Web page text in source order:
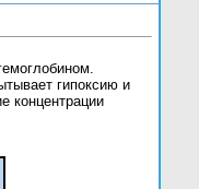
гипоксию и
концентрации